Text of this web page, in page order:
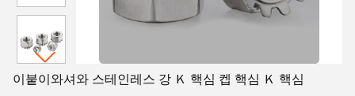
이붙이와셔와 스테인레스 강 Ｋ 핵심 켑 핵심 Ｋ 핵심